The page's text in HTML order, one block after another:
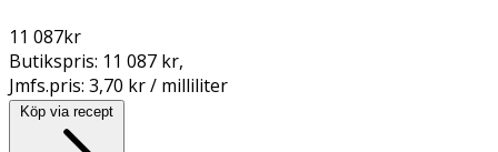
11 087kr
Butikspris: 11 087 kr,
Jmfs.pris: 3,70 kr / milliliter
Köp via recept